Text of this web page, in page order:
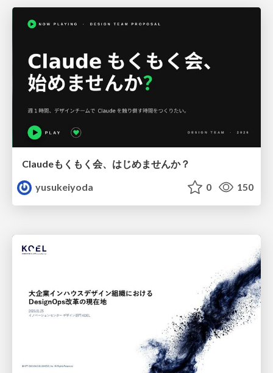
Claudeもくもく会、はじめませんか？
yusukeiyoda
0 150